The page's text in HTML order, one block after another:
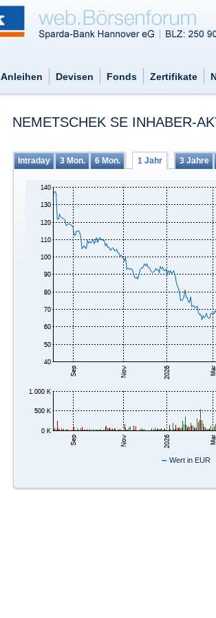
Anleihen Devisen Fonds Zertifikate
NEMETSCHEK SE INHABER-
Intraday 3 Mon. 6 Mon. 1 Jahr 3 Jahre
–Wert in EUR